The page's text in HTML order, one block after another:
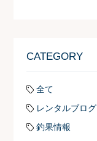
CATEGORY
全て
レンタルブログ
釣果情報